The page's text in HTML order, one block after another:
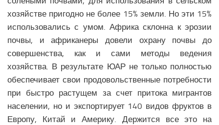
хозяйстве пригодно не более 15% земли. Но эти 15%
использовались с умом. Африка склонна к эрозии
почвы, и африканеры довели охрану почвы до
совершенства, как и сами методы ведения
хозяйства. В результате ЮАР не только полностью
обеспечивает свои продовольственные потребности
при быстро растущем за счет притока мигрантов
населении, но и экспортирует 140 видов фруктов в
Европу, Китай и Америку. Держится все это на